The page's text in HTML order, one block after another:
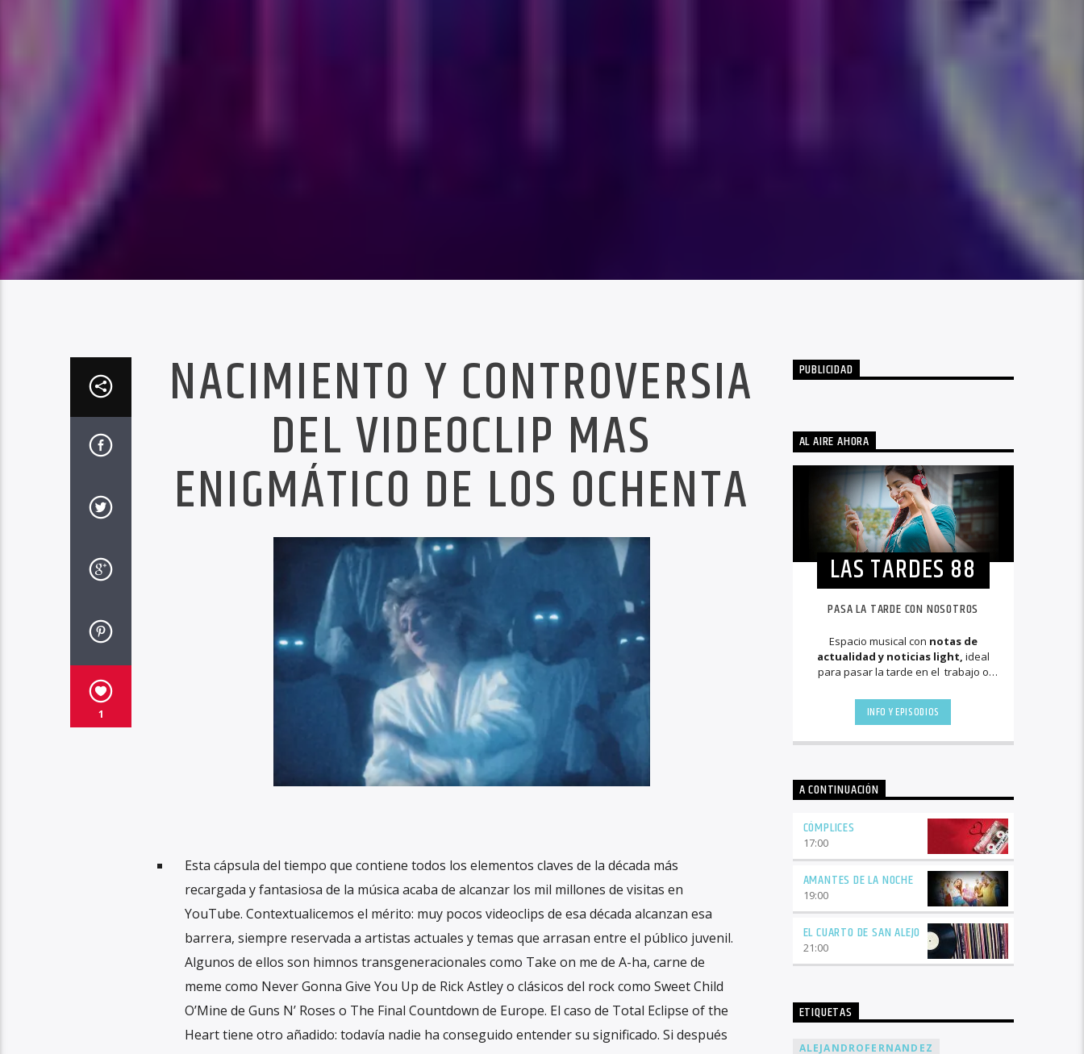
1
NACIMIENTO Y CONTROVERSIA
DEL VIDEOCLIP MAS
ENIGMÁTICO DE LOS OCHENTA
Esta cápsula del tiempo que contiene todos los elementos claves de la década más
recargada y fantasiosa de la música acaba de alcanzar los mil millones de visitas en
YouTube. Contextualicemos el mérito: muy pocos videoclips de esa década alcanzan esa
barrera, siempre reservada a artistas actuales y temas que arrasan entre el público juvenil.
Algunos de ellos son himnos transgeneracionales como Take on me de A-ha, carne de
meme como Never Gonna Give You Up de Rick Astley o clásicos del rock como Sweet Child
O’Mine de Guns N’ Roses o The Final Countdown de Europe. El caso de Total Eclipse of the
Heart tiene otro añadido: todavía nadie ha conseguido entender su significado. Si después
PUBLICIDAD
AL AIRE AHORA
LAS TARDES 88
PASA LA TARDE CON NOSOTROS
Espacio musical con notas de
actualidad y noticias light, ideal
para pasar la tarde en el trabajo o
contenido musical es elpop
entre otros sin dejar de lado
momentos especiales.
INFO Y EPISODIOS
A CONTINUACIÓN
CÓMPLICES
17:00
AMANTES DE LA NOCHE
19:00
EL CUARTO DE SAN ALEJO
21:00
ETIQUETAS
ALEJANDROFERNANDEZ